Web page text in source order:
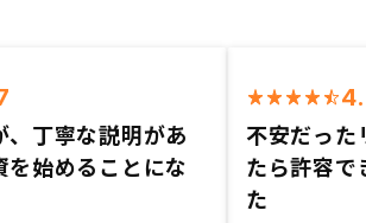
、丁寧な説明があ
を始めることにな
不安だった
たら許容で
た